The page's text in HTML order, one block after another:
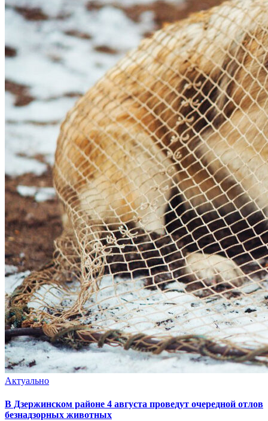
Актуально
В Дзержинском районе 4 августа проведут очередной отлов
безнадзорных животных